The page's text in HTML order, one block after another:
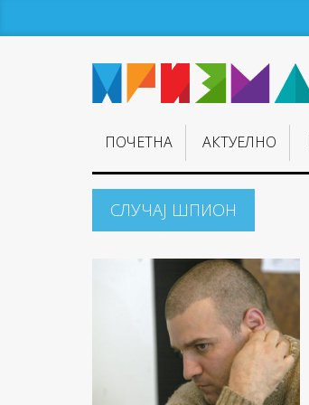
ПОЧЕТНА АКТУЕЛНО
СЛУЧАЈ ШПИОН